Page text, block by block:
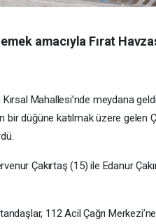
amacıyla Fırat
Mahallesi’nde meydana
düğüne katılmak üzere gelen
Çakırtaş (15) ile Edanur
112 Acil Çağrı